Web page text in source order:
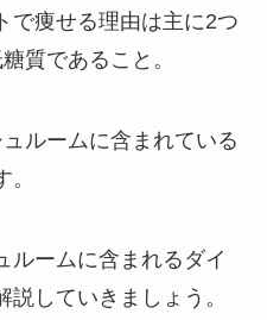
で痩せる理由は主に2つ
質であること。
ルームに含まれている
ルームに含まれるダイ
していきましょう。